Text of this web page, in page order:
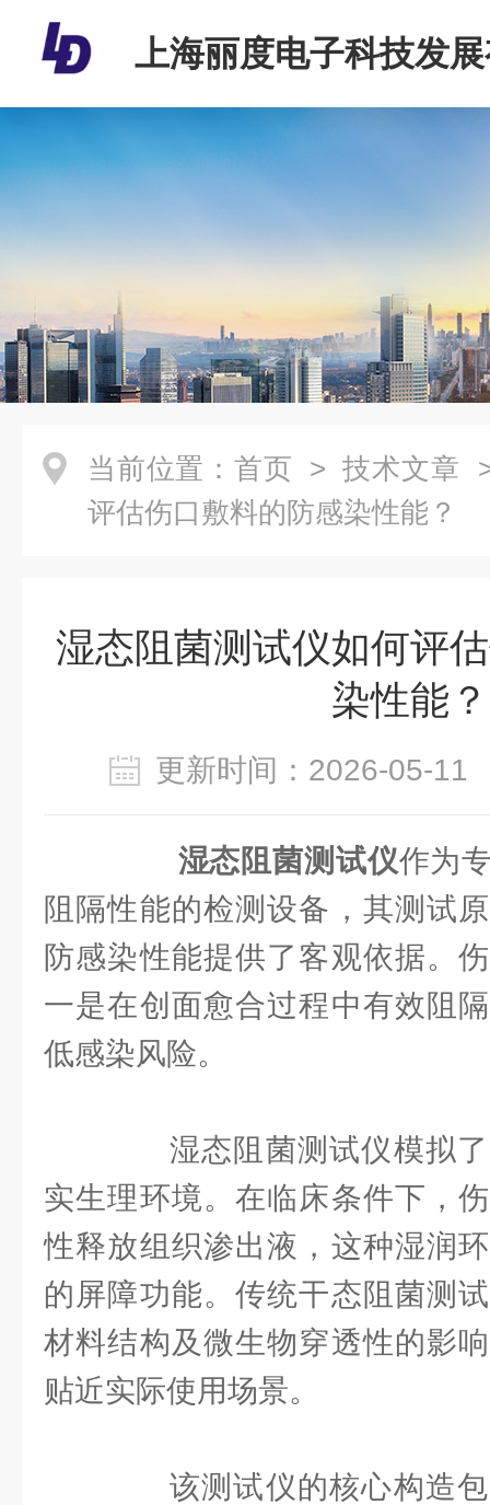
上海丽度电子科技发
司
当前位置： 首页 > 技术文章
评估伤口敷料的防感染性能？
湿态阻菌测试仪如何评
染性能？
更新时间：2026-05-
湿态阻菌测试仪作为
阻隔性能的检测设备，其测试
防感染性能提供了客观依据。
一是在创面愈合过程中有效阻
低感染风险。
湿态阻菌测试仪模拟了
实生理环境。在临床条件下，
性释放组织渗出液，这种湿润
的屏障功能。传统干态阻菌测
材料结构及微生物穿透性的影
贴近实际使用场景。
该测试仪的核心构造包